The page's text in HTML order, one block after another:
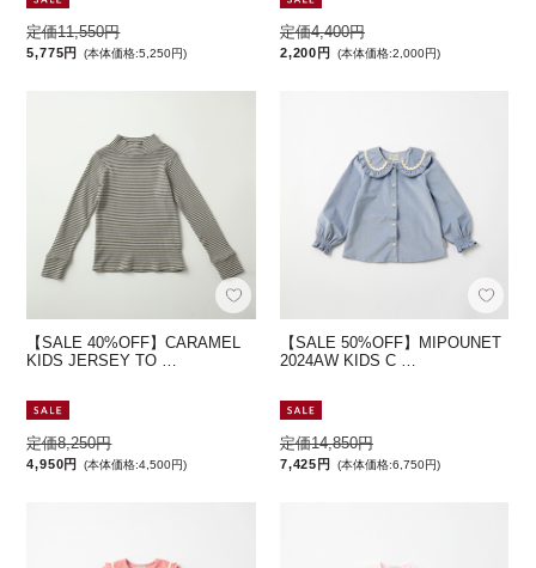
定価11,550円
5,775円 (本体価格:5,250円)
定価4,400円
2,200円 (本体価格:2,000円)
【SALE 40%OFF】CARAMEL
KIDS JERSEY TO …
定価8,250円
4,950円 (本体価格:4,500円)
【SALE 50%OFF】MIPOUNET
2024AW KIDS C …
定価14,850円
7,425円 (本体価格:6,750円)